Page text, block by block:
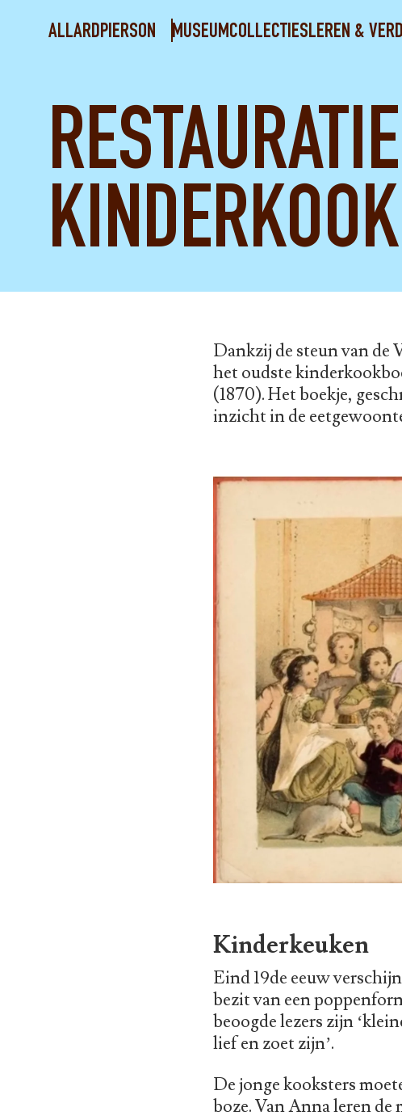
ALLARDPIERSON MUSEUMCOLLECTIESLEREN &
Dankzij de steun van de
het oudste
(1870). Het boekje,
inzicht in de
Kinderkeuken
Eind 19de eeuw
bezit van een
beoogde lezers zijn
lief en zoet zijn’.
De jonge kooksters
boze. Van Anna leren de